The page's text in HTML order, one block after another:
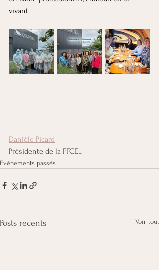
vivant.
Danièle Picard
Présidente de la FFCEL
Evénements passés
Posts récents Voir tout